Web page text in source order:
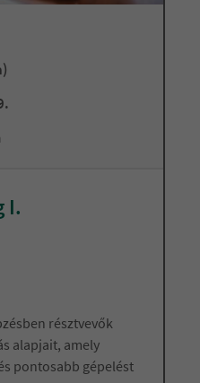
I.
résztvevők
alapjait, amely
pontosabb gépelést